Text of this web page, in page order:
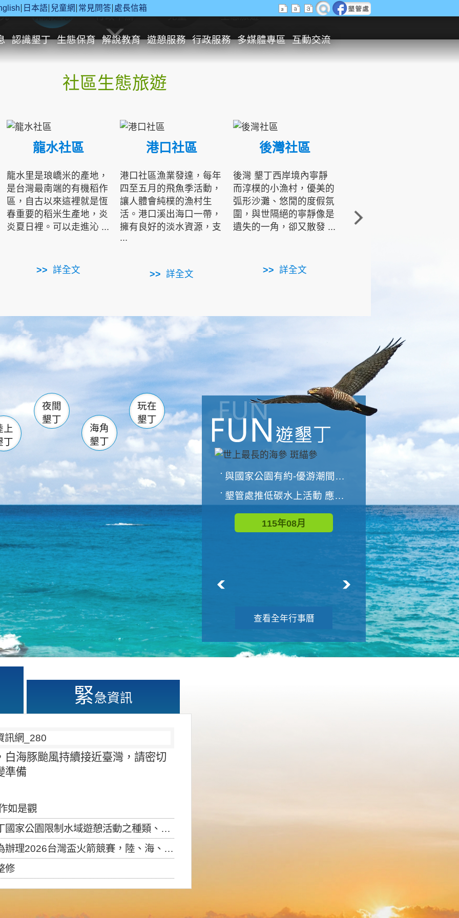
日本語 兒童網 常見問答 處長信箱
認識墾丁 生態保育 解說教育 遊憩服務 行政服務 多媒體專區 互動交流
休閒遊憩 行政申辦 兒童 生態旅遊
社區生態旅遊
龍水社區
龍水里是琅嶠米的產地，
是台灣最南端的有機稻作
區，自古以來這裡就是恆
春重要的稻米生產地，炎
炎夏日裡。可以走進沁 ...
詳全文
港口社區
港口社區漁業發達，每年
四至五月的飛魚季活動，
讓人體會純樸的漁村生
活。港口溪出海口一帶，
擁有良好的淡水資源，支
...
詳全文
後灣社區
後灣 墾丁西岸境內寧靜
而淳樸的小漁村，優美的
弧形沙灘、悠閒的度假氛
圍，與世隔絕的寧靜像是
遺失的一角，卻又散發 ...
詳全文
角的端點，冬季海浪拍打
著礁岸，旺盛的侵蝕作
南仁湖
滿州 佳樂水
森林遊樂區
墾管處遊客中心
社頂公園 風吹沙
船帆石 龍磐公園
香蕉灣 龍坑
鵝鑾鼻
上
丁
夜間
墾丁
海角
墾丁
玩在
墾丁
與國家公園有約-優游潮間探險者
墾管處推低碳水上活動 應屆畢業生限額免費參加
115年08月
世界地球清潔日 墾管處辦理「2026年墾丁國家公園沙灘淨灘活動
115年09月
查看全年行事曆
緊急資訊
海豚颱風持續接近臺灣，請密切
準備
如是觀
制水域遊憩活動之種類、範圍、時間及行為」，自即日生效。
盃火箭競賽，陸、海、空域警戒及協調相關事宜，因颱風備案事宜
修